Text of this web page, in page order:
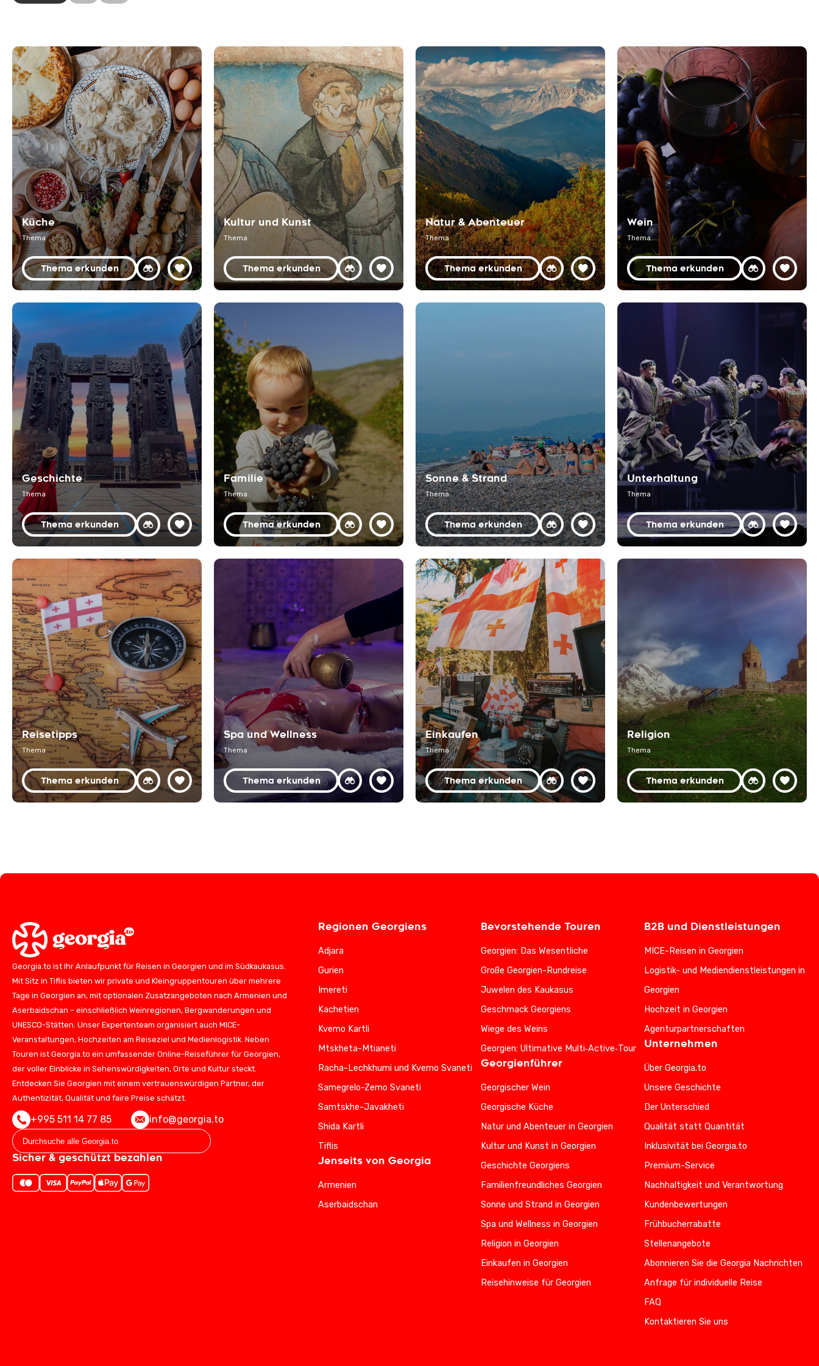
Küche
Thema
Thema erkunden
Kultur und Kunst
Thema
Thema erkunden
Natur & Abenteuer
Thema
Thema erkunden
Wein
Thema
Thema erkunden
Geschichte
Thema
Thema erkunden
Familie
Thema
Thema erkunden
Sonne & Strand
Thema
Thema erkunden
Unterhaltung
Thema
Thema erkunden
Reisetipps
Thema
Thema erkunden
Spa und Wellness
Thema
Thema erkunden
Einkaufen
Thema
Thema erkunden
Religion
Thema
Thema erkunden
Georgia.to ist Ihr Anlaufpunkt für Reisen in Georgien und im Südkaukasus.
Mit Sitz in Tiflis bieten wir private und Kleingruppentouren über mehrere
Tage in Georgien an, mit optionalen Zusatzangeboten nach Armenien und
Aserbaidschan – einschließlich Weinregionen, Bergwanderungen und
UNESCO-Stätten. Unser Expertenteam organisiert auch MICE-
Veranstaltungen, Hochzeiten am Reiseziel und Medienlogistik. Neben
Touren ist Georgia.to ein umfassender Online-Reiseführer für Georgien,
der voller Einblicke in Sehenswürdigkeiten, Orte und Kultur steckt.
Entdecken Sie Georgien mit einem vertrauenswürdigen Partner, der
Authentizität, Qualität und faire Preise schätzt.
+995 511 14 77 85 info@georgia.to
Sicher & geschützt bezahlen
Regionen Georgiens
Adjara
Gurien
Imereti
Kachetien
Kvemo Kartli
Mtskheta-Mtianeti
Racha-Lechkhumi und Kvemo Svaneti
Samegrelo-Zemo Svaneti
Samtskhe-Javakheti
Shida Kartli
Tiflis
Jenseits von Georgia
Armenien
Aserbaidschan
Bevorstehende Touren
Georgien: Das Wesentliche
Große Georgien-Rundreise
Juwelen des Kaukasus
Geschmack Georgiens
Wiege des Weins
Georgien: Ultimative Multi‑Active‑Tour
Georgienführer
Georgischer Wein
Georgische Küche
Natur und Abenteuer in Georgien
Kultur und Kunst in Georgien
Geschichte Georgiens
Familienfreundliches Georgien
Sonne und Strand in Georgien
Spa und Wellness in Georgien
Religion in Georgien
Einkaufen in Georgien
Reisehinweise für Georgien
B2B und Dienstleistungen
MICE-Reisen in Georgien
Logistik- und Mediendienstleistungen in
Georgien
Hochzeit in Georgien
Agenturpartnerschaften
Unternehmen
Über Georgia.to
Unsere Geschichte
Der Unterschied
Qualität statt Quantität
Inklusivität bei Georgia.to
Premium-Service
Nachhaltigkeit und Verantwortung
Kundenbewertungen
Frühbucherrabatte
Stellenangebote
Abonnieren Sie die Georgia Nachrichten
Anfrage für individuelle Reise
FAQ
Kontaktieren Sie uns